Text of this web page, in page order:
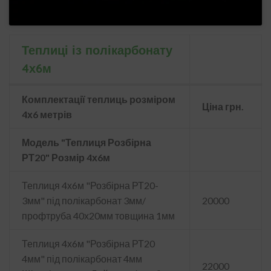
Теплиці із полікарбонату
4х6м
Комплектації теплиць розміром
4х6 метрів
Ціна грн.
Модель "Теплиця Розбірна
РТ20" Розмір 4х6м
Теплиця 4х6м "Розбірна РТ20-
3мм" під полікарбонат 3мм/
профтруба 40х20мм товщина 1мм
20000
Теплиця 4х6м "Розбірна РТ20
4мм" під полікарбонат 4мм
22000